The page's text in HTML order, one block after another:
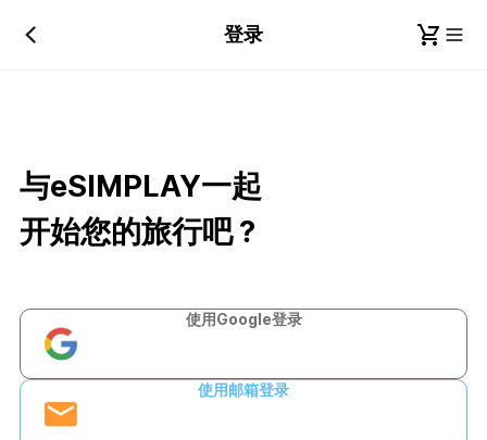
登录
与eSIMPLAY一起
开始您的旅行吧？
使用Google登录
使用邮箱登录